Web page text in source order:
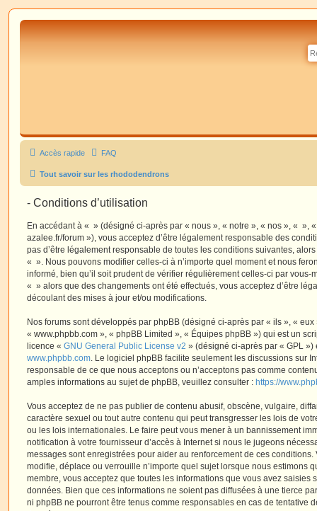
Accès rapide FAQ
Tout savoir sur les rhododendrons
- Conditions d’utilisation
En accédant à « » (désigné ci-après par « nous », « notre », « nos », « »,
azalee.fr/forum »), vous acceptez d’être légalement responsable des
pas d’être légalement responsable de toutes les conditions suivantes,
« ». Nous pouvons modifier celles-ci à n’importe quel moment et nous
informé, bien qu’il soit prudent de vérifier régulièrement celles-ci par vous-
« » alors que des changements ont été effectués, vous acceptez d’être
découlant des mises à jour et/ou modifications.
Nos forums sont développés par phpBB (désigné ci-après par « ils », «
« www.phpbb.com », « phpBB Limited », « Équipes phpBB ») qui est un
licence « GNU General Public License v2 » (désigné ci-après par « GPL
www.phpbb.com. Le logiciel phpBB facilite seulement les discussions sur
responsable de ce que nous acceptons ou n’acceptons pas comme
amples informations au sujet de phpBB, veuillez consulter : https://
Vous acceptez de ne pas publier de contenu abusif, obscène, vulgaire,
caractère sexuel ou tout autre contenu qui peut transgresser les lois de
ou les lois internationales. Le faire peut vous mener à un bannissement
notification à votre fournisseur d’accès à Internet si nous le jugeons
messages sont enregistrées pour aider au renforcement de ces
modifie, déplace ou verrouille n’importe quel sujet lorsque nous estimons
membre, vous acceptez que toutes les informations que vous avez saisies
données. Bien que ces informations ne soient pas diffusées à une tierce
ni phpBB ne pourront être tenus comme responsables en cas de tentative